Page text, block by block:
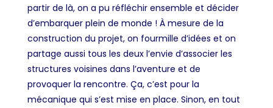
partir de là, on a pu réfléchir ensemble et décider
d’embarquer plein de monde ! À mesure de la
construction du projet, on fourmille d’idées et on
partage aussi tous les deux l’envie d’associer les
structures voisines dans l’aventure et de
provoquer la rencontre. Ça,c’est pour la
mécanique qui s’est mise en place. Sinon, en tout